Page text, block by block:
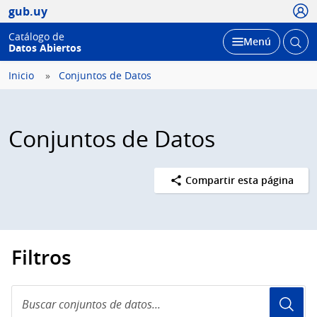
gub.uy
Catálogo de
Datos Abiertos
Desplegar
Menú Abrir
Inicio Conjuntos de Datos
Conjuntos de Datos
Compartir esta página
Filtros
conjuntos